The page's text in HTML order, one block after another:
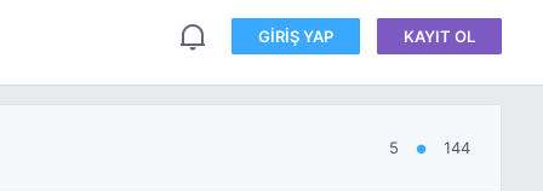
GIRIŞ YAP KAYIT OL
5 ● 144